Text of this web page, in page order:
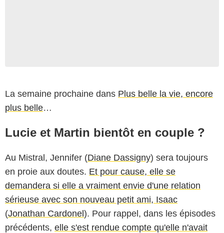
La semaine prochaine dans Plus belle la vie, encore
plus belle…
Lucie et Martin bientôt en couple ?
Au Mistral, Jennifer (Diane Dassigny) sera toujours
en proie aux doutes. Et pour cause, elle se
demandera si elle a vraiment envie d'une relation
sérieuse avec son nouveau petit ami, Isaac
(Jonathan Cardonel). Pour rappel, dans les épisodes
précédents, elle s'est rendue compte qu'elle n'avait